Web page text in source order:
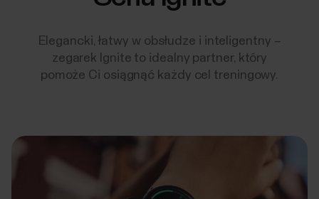
Elegancki, łatwy w obsłudze i inteligentny –
zegarek Ignite to idealny partner, który
pomoże Ci osiągnąć każdy cel treningowy.